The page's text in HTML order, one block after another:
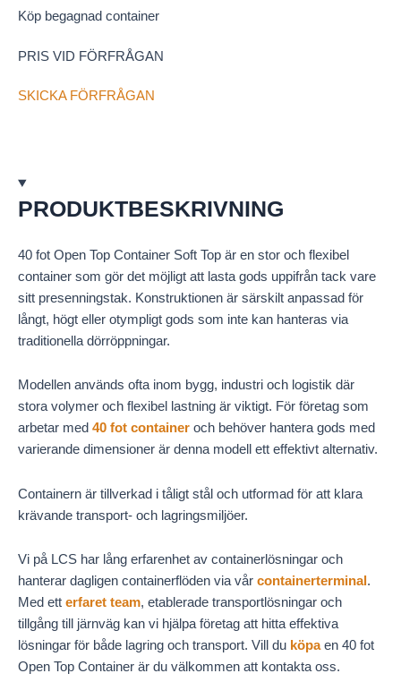
Köp begagnad container
PRIS VID FÖRFRÅGAN
SKICKA FÖRFRÅGAN
PRODUKTBESKRIVNING
40 fot Open Top Container Soft Top är en stor och flexibel
container som gör det möjligt att lasta gods uppifrån tack vare
sitt presenningstak. Konstruktionen är särskilt anpassad för
långt, högt eller otympligt gods som inte kan hanteras via
traditionella dörröppningar.
Modellen används ofta inom bygg, industri och logistik där
stora volymer och flexibel lastning är viktigt. För företag som
arbetar med 40 fot container och behöver hantera gods med
varierande dimensioner är denna modell ett effektivt alternativ.
Containern är tillverkad i tåligt stål och utformad för att klara
krävande transport- och lagringsmiljöer.
Vi på LCS har lång erfarenhet av containerlösningar och
hanterar dagligen containerflöden via vår containerterminal .
Med ett erfaret team, etablerade transportlösningar och
tillgång till järnväg kan vi hjälpa företag att hitta effektiva
lösningar för både lagring och transport. Vill du köpaen 40 fot
Open Top Container är du välkommen att kontakta oss.